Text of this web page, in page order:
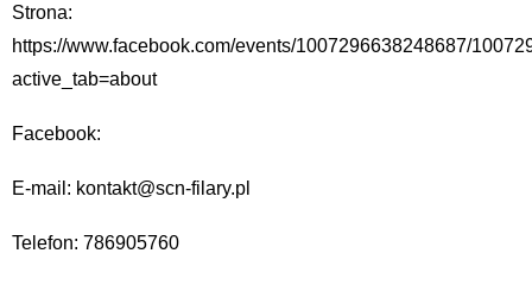
Strona:
https://www.facebook.com/events/1007296638248687/
active_tab=about
Facebook:
E-mail: kontakt@scn-filary.pl
Telefon: 786905760